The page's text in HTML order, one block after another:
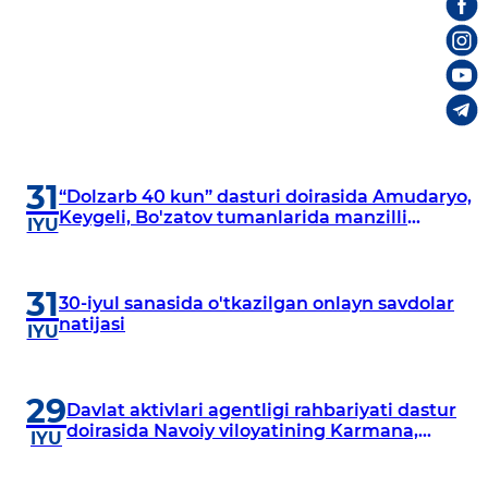
31
IYU
“Dolzarb 40 kun” dasturi doirasida Amudaryo,
Keygeli, Bo'zatov tumanlarida manzilli
31
IYU
30-iyul sanasida o'tkazilgan onlayn savdolar
natijasi
29
IYU
Davlat aktivlari agentligi rahbariyati dastur
doirasida Navoiy viloyatining Karmana,